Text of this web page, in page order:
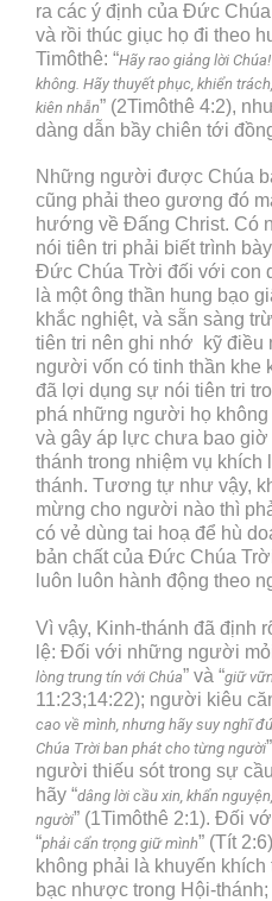
ra các ý định của Đức
và rồi thúc giục họ đi theo
Timôthê: “Hãy rao giảng lời
không. Hãy thuyết phục, khiển
kiên nhẫn” (2Timôthê 4:2),
dàng dẫn bầy chiên tới
Những người được Chúa
cũng phải theo gương đó
hướng về Đấng Christ. Có
nói tiên tri phải biết trình
Đức Chúa Trời đối với con
là một ông thần hung bạo
khắc nghiệt, và sẵn sàng
tiên tri nên ghi nhớ kỹ điều
người vốn có tinh thần khe
đã lợi dụng sự nói tiên tri
phá những người họ
và gây áp lực chưa bao
thánh trong nhiệm vụ khích
thánh. Tương tự như vậy,
mừng cho người nào thì
có vẻ dùng tai hoạ để hù
bản chất của Đức Chúa
luôn luôn hành động theo
Vì vậy, Kinh-thánh đã định
lệ: Đối với những người
lòng trung tín với Chúa” và “giữ
11:23;14:22); người kiêu
cao về mình, nhưng hãy suy nghĩ
Chúa Trời ban phát cho từng người
người thiếu sót trong sự
hãy “dâng lời cầu xin, khẩn
người” (1Timôthê 2:1). Đối
“phải cẩn trọng giữ mình” (Tít
không phải là khuyến
bạc nhược trong Hội-